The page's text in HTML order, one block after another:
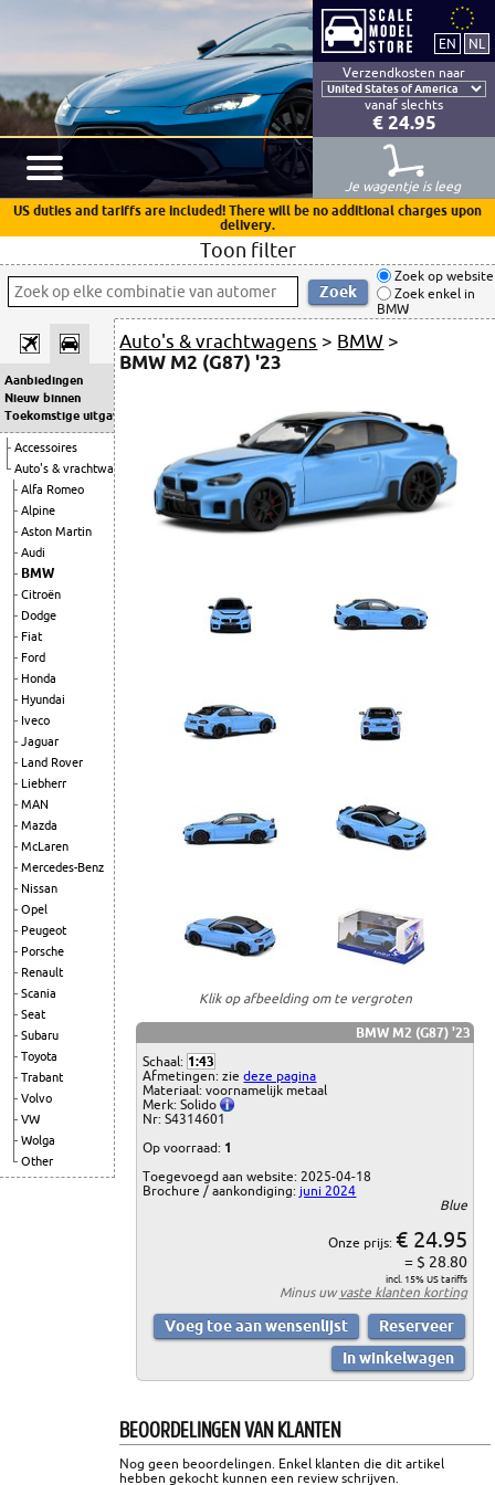
Verzendkosten naar
vanaf slechts
€ 24.95
Je wagentje is leeg
US duties and tariffs are included! There will be no additional charges upon
delivery.
Toon filter
Zoek op website
Zoek enkel in
BMW
Aanbiedingen
Nieuw binnen
Toekomstige uitgaven
Accessoires
Auto's & vrachtwagens
Alfa Romeo
Alpine
Aston Martin
Audi
BMW
Citroën
Dodge
Fiat
Ford
Honda
Hyundai
Iveco
Jaguar
Land Rover
Liebherr
MAN
Mazda
McLaren
Mercedes-Benz
Nissan
Opel
Peugeot
Porsche
Renault
Scania
Seat
Subaru
Toyota
Trabant
Volvo
VW
Wolga
Other
Auto's & vrachtwagens > BMW >
BMW M2 (G87) '23
Klik op afbeelding om te vergroten
BMW M2 (G87) '23
Schaal: 1:43
Afmetingen: ziedeze pagina
Materiaal: voornamelijk metaal
Merk: Solido
Nr: S4314601
Op voorraad: 1
Toegevoegd aan website: 2025-04-18
Brochure / aankondiging: juni 2024
Blue
Onze prijs: € 24.95
= $ 28.80
incl. 15% US tariffs
Minus uwvaste klanten korting
BEOORDELINGEN VAN KLANTEN
Nog geen beoordelingen. Enkel klanten die dit artikel
hebben gekocht kunnen een review schrijven.